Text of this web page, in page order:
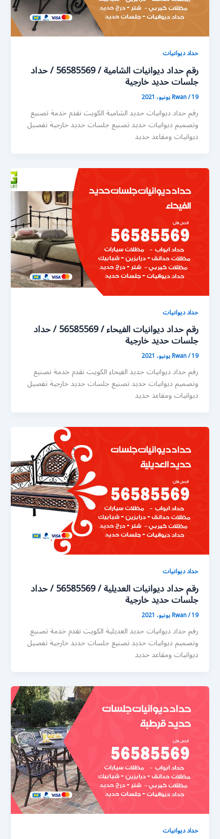
حداد ديوانيات
رقم حداد ديوانيات الشامية / 56585569 / حداد
جلسات حديد خارجية
Rwan/19 يونيو، 2021
رقم حداد ديوانيات حديد الشامية الكويت نقدم خدمة تصنيع
وتصميم ديوانيات حديد تصنيع جلسات حديد خارجية تفصيل
ديوانيات ومقاعد حديد
حداد ديوانيات
رقم حداد ديوانيات الفيحاء / 56585569 / حداد
جلسات حديد خارجية
Rwan/19 يونيو، 2021
رقم حداد ديوانيات حديد الفيحاء الكويت نقدم خدمة تصنيع
وتصميم ديوانيات حديد تصنيع جلسات حديد خارجية تفصيل
ديوانيات ومقاعد حديد
حداد ديوانيات
رقم حداد ديوانيات العديلية / 56585569 / حداد
جلسات حديد خارجية
Rwan/19 يونيو، 2021
رقم حداد ديوانيات حديد العديلية الكويت نقدم خدمة تصنيع
وتصميم ديوانيات حديد تصنيع جلسات حديد خارجية تفصيل
ديوانيات ومقاعد حديد
حداد ديوانيات